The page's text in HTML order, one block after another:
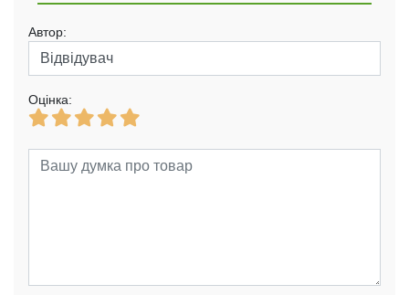
Автор:
Оцінка: